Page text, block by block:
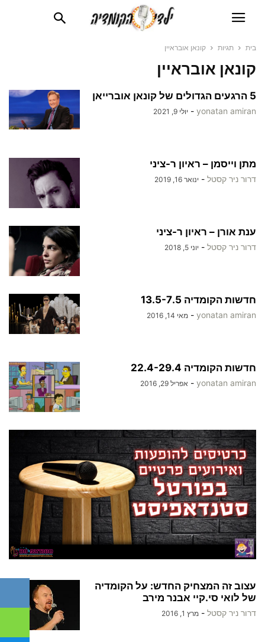
בית תגיות קונאן אובראיין
קונאן אובראיין
5 הרגעים הגדולים של קונאן אוברייאן
yonatan amiran
- יולי 9, 2021
מתן וייסמן – ראיון ר-ציני
דרור ניר קסטל - ינואר 16, 2019
ענת אורן – ראיון ר-ציני
דרור ניר קסטל - יוני 5, 2018
חדשות הקומדיה 13.5-7.5
yonatan amiran
- מאי 14, 2016
חדשות הקומדיה 22.4-29.4
yonatan amiran
- אפריל 29, 2016
עצוב זה המצחיק החדש: על הקומדיה
של לואי סי.קיי אבנר מירב
דרור ניר קסטל - מרץ 1, 2016